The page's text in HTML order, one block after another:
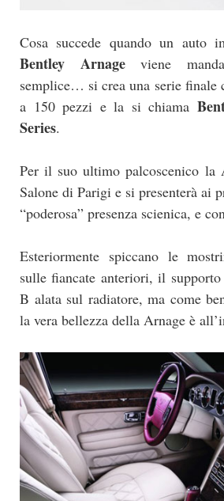
Cosa succede quando un auto
Bentley Arnageviene
semplice… si crea una serie finale
a 150 pezzi e la si chiama
Series.
Per il suo ultimo palcoscenico la
Salone di Parigi e si presenterà ai
“poderosa” presenza scienica, e
Esteriormente spiccano le
sulle fiancate anteriori, il
B alata sul radiatore, ma come
la vera bellezza della Arnage è